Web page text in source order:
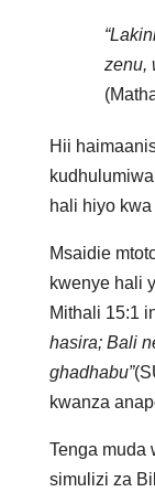
zenu,
Hii
hali hiyo
Msaidie
kwenye hali
Mithali 15:1
hasira; Bali
ghadhabu”
kwanza
Tenga muda
simulizi za